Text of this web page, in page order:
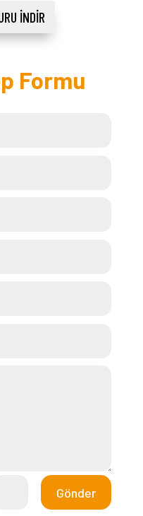
İNDIR
Formu
Gönder